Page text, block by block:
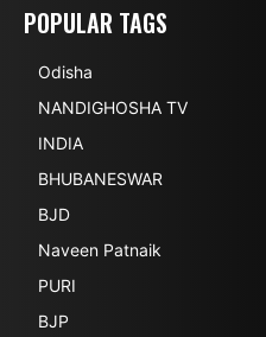
POPULAR TAGS
Odisha
NANDIGHOSHA TV
INDIA
BHUBANESWAR
BJD
Naveen Patnaik
PURI
BJP